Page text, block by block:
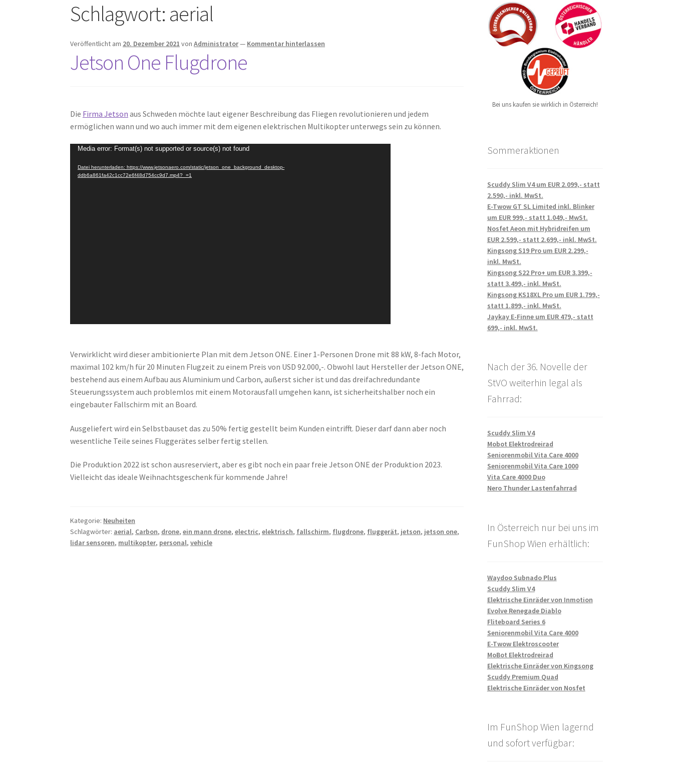
Schlagwort: aerial
Veröffentlicht am 20. Dezember 2021 vonAdministrator— Kommentar hinterlassen
Jetson One Flugdrone
Die Firma Jetson aus Schweden möchte laut eigener Beschreibung das Fliegen revolutionieren und jedem
ermöglichen wann und wo auch immer mit dem eigenen elektrischen Multikopter unterwegs sein zu können.
Video-
Media error: Format(s) not supported or source(s) not found
Datei herunterladen: https://www.jetsonaero.com/static/jetson_one_background_desktop-
ddb6a861fa42c1cc72e6f48d754cc9d7.mp4?_=1
Verwirklicht wird dieser ambitionierte Plan mit dem Jetson ONE. Einer 1-Personen Drone mit 88 kW, 8-fach Motor,
maximal 102 km/h für 20 Minuten Flugzeit zu einem Preis von USD 92.000,-. Obwohl laut Hersteller der Jetson ONE,
bestehend aus einem Aufbau aus Aluminium und Carbon, außerst sicher ist und das dreifachredundante
Steuerungssystem auch problemlos mit einem Motorausfall umgehen kann, ist sicherheitshalber noch ein
eingebauter Fallschirm mit an Board.
Ausgeliefert wird ein Selbstbauset das zu 50% fertig gestellt beim Kunden eintrifft. Dieser darf dann aber noch
wesentliche Teile seines Fluggerätes selber fertig stellen.
Die Produktion 2022 ist schon ausreserviert, aber es gibt noch ein paar freie Jetson ONE der Produktion 2023.
Vielleicht das ideale Weihnachtsgeschenk für kommende Jahre!
Kategorie: Neuheiten
Schlagwörter: aerial, Carbon, drone,ein mann drone,electric,elektrisch, fallschirm, flugdrone, fluggerät, jetson, jetson one,
lidar sensoren, multikopter, personal,vehicle
Bei uns kaufen sie wirklich in Österreich!
Sommeraktionen
Scuddy Slim V4 um EUR 2.099,- statt
2.590,- inkl. MwSt.
E-Twow GT SL Limited inkl. Blinker
um EUR 999,- statt 1.049,- MwSt.
Nosfet Aeon mit Hybridreifen um
EUR 2.599,- statt 2.699,- inkl. MwSt.
Kingsong S19 Pro um EUR 2.299,-
inkl. MwSt.
Kingsong S22 Pro+ um EUR 3.399,-
statt 3.499,- inkl. MwSt.
Kingsong KS18XL Pro um EUR 1.799,-
statt 1.899,- inkl. MwSt.
Jaykay E-Finne um EUR 479,- statt
699,- inkl. MwSt.
Nach der 36. Novelle der
StVO weiterhin legal als
Fahrrad:
Scuddy Slim V4
Mobot Elektrodreirad
Seniorenmobil Vita Care 4000
Seniorenmobil Vita Care 1000
Vita Care 4000 Duo
Nero Thunder Lastenfahrrad
In Österreich nur bei uns im
FunShop Wien erhältlich:
Waydoo Subnado Plus
Scuddy Slim V4
Elektrische Einräder von Inmotion
Evolve Renegade Diablo
Fliteboard Series 6
Seniorenmobil Vita Care 4000
E-Twow Elektroscooter
MoBot Elektrodreirad
Elektrische Einräder von Kingsong
Scuddy Premium Quad
Elektrische Einräder von Nosfet
Im FunShop Wien lagernd
und sofort verfügbar: